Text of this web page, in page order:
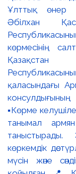
Ұлттық өнер
Әбілхан
көрмесінің
Қазақстан
қаласындағы
▪️Көрме
танымал армян
таныстырады.
көркемдік
мүсін және